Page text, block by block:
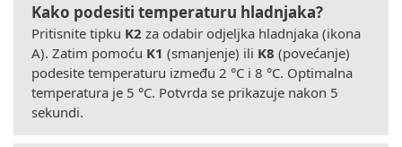
Kako podesiti temperaturu hladnjaka?
Pritisnite tipku K2 za odabir odjeljka hladnjaka (ikona
A). Zatim pomoću K1 (smanjenje) ili K8 (povećanje)
podesite temperaturu između 2 °C i 8 °C. Optimalna
temperatura je 5 °C. Potvrda se prikazuje nakon 5
sekundi.